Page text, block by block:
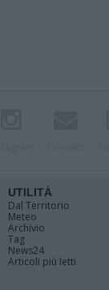
UTILITÀ
Dal Territorio
Meteo
Archivio
Tag
News24
Articoli più letti